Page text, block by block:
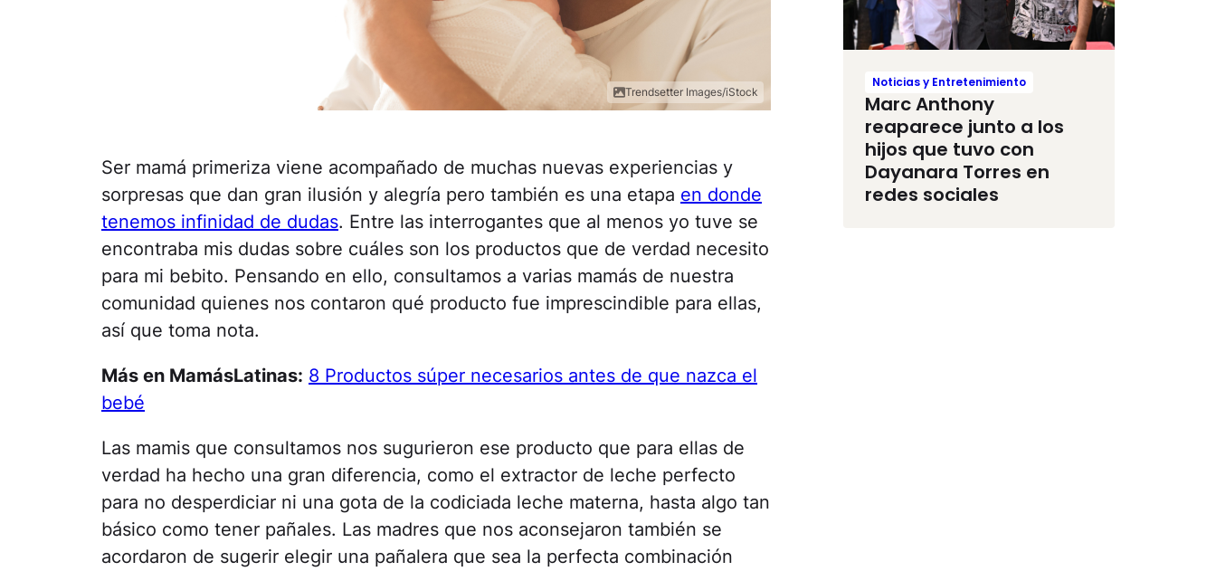
Trendsetter Images/iStock
Ser mamá primeriza viene acompañado de muchas nuevas experiencias y
sorpresas que dan gran ilusión y alegría pero también es una etapa en donde
tenemos infinidad de dudas. Entre las interrogantes que al menos yo tuve se
encontraba mis dudas sobre cuáles son los productos que de verdad necesito
para mi bebito. Pensando en ello, consultamos a varias mamás de nuestra
comunidad quienes nos contaron qué producto fue imprescindible para ellas,
así que toma nota.
Más en MamásLatinas: 8 Productos súper necesarios antes de que nazca el
bebé
Las mamis que consultamos nos sugurieron ese producto que para ellas de
verdad ha hecho una gran diferencia, como el extractor de leche perfecto
para no desperdiciar ni una gota de la codiciada leche materna, hasta algo tan
básico como tener pañales. Las madres que nos aconsejaron también se
acordaron de sugerir elegir una pañalera que sea la perfecta combinación
Noticias y Entretenimiento
Marc Anthony
reaparece junto a los
hijos que tuvo con
Dayanara Torres en
redes sociales